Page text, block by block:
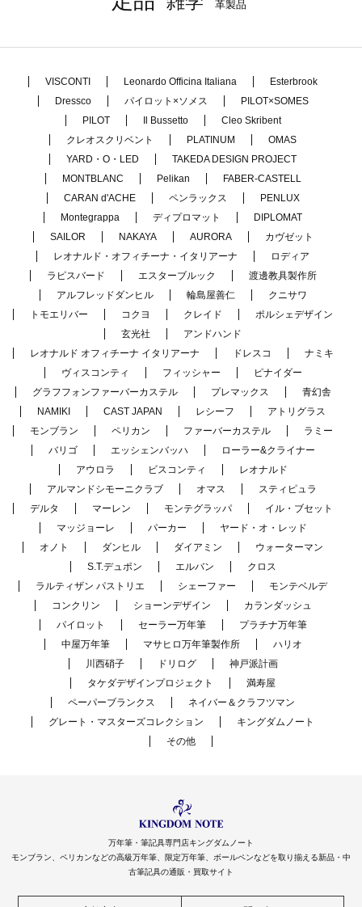
革製品
VISCONTI Leonardo Officina Italiana
Esterbrook
Dressco
パイロット×ソメス
PILOT×SOMES
PILOT
Il Bussetto
Cleo Skribent
クレオスクリベント
PLATINUM
OMAS
YARD・O・LED
TAKEDA DESIGN PROJECT
MONTBLANC
Pelikan
FABER-CASTELL
CARAN d'ACHE
ペンラックス
PENLUX
Montegrappa
ディプロマット
DIPLOMAT
SAILOR
NAKAYA AURORA
カヴゼット
レオナルド・オフィチーナ・イタリアーナ
ロディア
ラピスバード
エスターブルック
渡邊教具製作所
アルフレッドダンヒル
輪島屋善仁
クニサワ
トモエリバー
コクヨ クレイド
ポルシェデザイン
玄光社
アンドハンド
レオナルド オフィチーナ イタリアーナ
ドレスコ
ナミキ
ヴィスコンティ
フィッシャー
ピナイダー
グラフフォンファーバーカステル
プレマックス
青幻舎
NAMIKI
CAST JAPAN レシーフ
アトリグラス
モンブラン
ペリカン ファーバーカステル
ラミー
バリゴ
エッシェンバッハ
ローラー&クライナー
アウロラ
ビスコンティ
レオナルド
アルマンドシモーニクラブ
オマス
スティピュラ
デルタ
マーレン モンテグラッパ
イル・ブセット
マッジョーレ
パーカー
ヤード・オ・レッド
オノト
ダンヒル ダイアミン
ウォーターマン
S.T.デュポン
エルバン
クロス
ラルティザン パストリエ
シェーファー
モンテベルデ
コンクリン
ショーンデザイン
カランダッシュ
パイロット
セーラー万年筆
プラチナ万年筆
中屋万年筆
マサヒロ万年筆製作所
ハリオ
川西硝子
ドリログ
神戸派計画
タケダデザインプロジェクト
満寿屋
ペーパーブランクス
ネイバー＆クラフツマン
グレート・マスターズコレクション
キングダムノート
その他
万年筆・筆記具専門店キングダムノート
モンブラン、ペリカンなどの高級万年筆、限定万年筆、ボールペンなどを取り揃える新品・中
古筆記具の通販・買取サイト